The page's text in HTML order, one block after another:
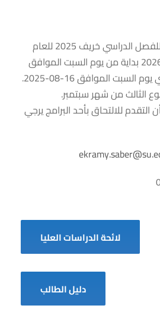
يفتح باب القبول للفصل الدراسي خريف 2025 للعام
الجامعي 2025-2026 بداية من يوم السبت الموافق
الثالث من شهر سبتمبر.
للالتحاق بأحد البرامج يرجي
لائحة الدراسات العليا
دليل الطالب